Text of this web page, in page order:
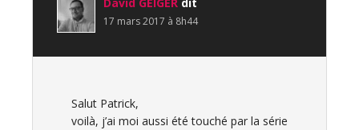
17 mars 2017 à 8h44
Salut Patrick,
voilà, j’ai moi aussi été touché par la série